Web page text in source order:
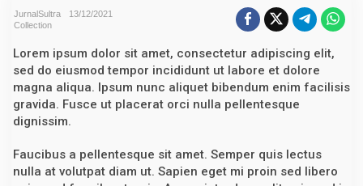
m
p
r
d
m
a
n
JurnalSultra
13/12/2021
Collection
Lorem ipsum dolor sit amet, consectetur adipiscing elit,
sed do eiusmod tempor incididunt ut labore et dolore
magna aliqua. Ipsum nunc aliquet bibendum enim facilisis
gravida. Fusce ut placerat orci nulla pellentesque
dignissim.
Faucibus a pellentesque sit amet. Semper quis lectus
nulla at volutpat diam ut. Sapien eget mi proin sed libero